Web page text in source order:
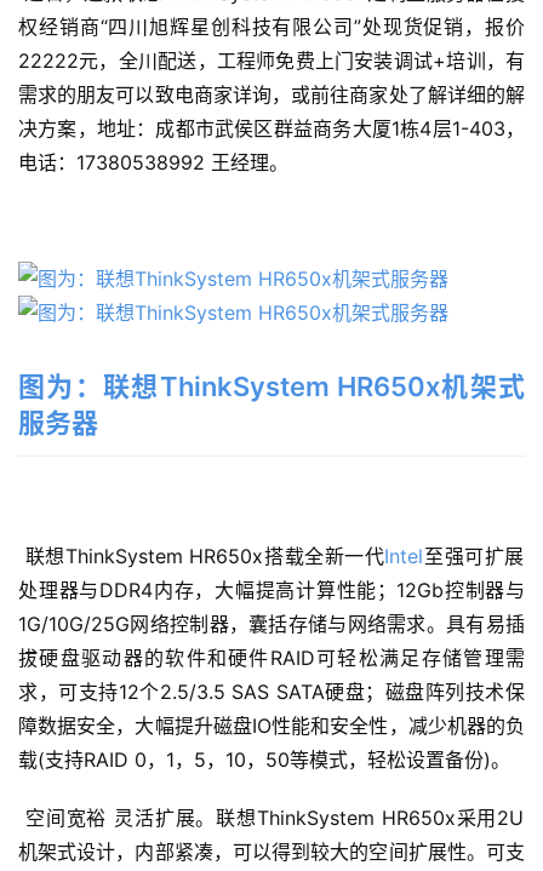
权经销商“四川旭辉星创科技有限公司”处现货促销，报价
22222元，全川配送，工程师免费上门安装调试+培训，有
需求的朋友可以致电商家详询，或前往商家处了解详细的解
决方案，地址：成都市武侯区群益商务大厦1栋4层1-403，
电话：17380538992 王经理。
图为：联想ThinkSystem HR650x机架式
服务器
联想ThinkSystem HR650x搭载全新一代Intel至强可扩展
处理器与DDR4内存，大幅提高计算性能；12Gb控制器与
1G/10G/25G网络控制器，囊括存储与网络需求。具有易插
拔硬盘驱动器的软件和硬件RAID可轻松满足存储管理需
求，可支持12个2.5/3.5 SAS SATA硬盘；磁盘阵列技术保
障数据安全，大幅提升磁盘IO性能和安全性，减少机器的负
载(支持RAID 0，1，5，10，50等模式，轻松设置备份)。
机架式设计，内部紧凑，可以得到较大的空间扩展性。可支